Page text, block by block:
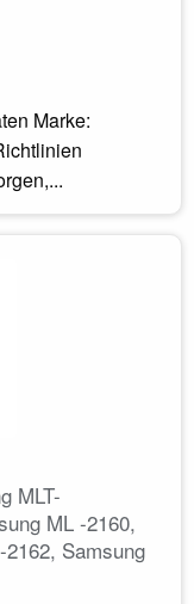
Marke:
MLT-
ML -2160,
Samsung